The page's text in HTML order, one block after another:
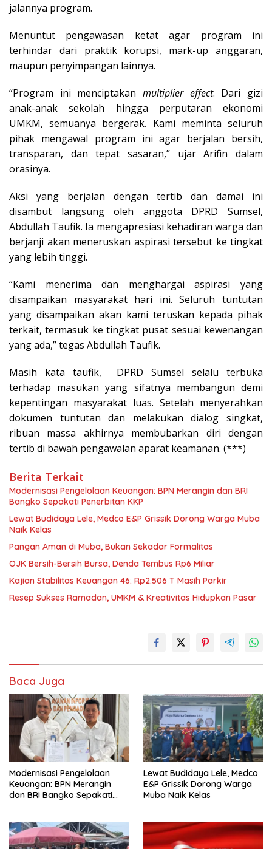
jalannya program.
Menuntut pengawasan ketat agar program ini
terhindar dari praktik korupsi, mark-up anggaran,
maupun penyimpangan lainnya.
“Program ini menciptakan multiplier effect. Dari gizi
anak-anak sekolah hingga perputaran ekonomi
UMKM, semuanya bergerak. Kami meminta seluruh
pihak mengawal program ini agar berjalan bersih,
transparan, dan tepat sasaran,” ujar Arifin dalam
orasinya.
Aksi yang berjalan dengan tertib dan damai ini
disambut langsung oleh anggota DPRD Sumsel,
Abdullah Taufik. Ia mengapresiasi kehadiran warga dan
berjanji akan meneruskan aspirasi tersebut ke tingkat
yang lebih tinggi.
“Kami menerima dan menghargai aspirasi yang
disampaikan masyarakat hari ini. Seluruh tuntutan
yang disampaikan akan kami teruskan kepada pihak
terkait, termasuk ke tingkat pusat sesuai kewenangan
yang ada,” tegas Abdullah Taufik.
Masih kata taufik, DPRD Sumsel selalu terbuka
terhadap masukan yang sifatnya membangun demi
kepentingan masyarakat luas. Setelah menyerahkan
dokumen tuntutan dan melakukan dialog singkat,
ribuan massa akhirnya membubarkan diri dengan
tertib di bawah pengawalan aparat keamanan. (***)
Berita Terkait
Modernisasi Pengelolaan Keuangan: BPN Merangin dan BRI
Bangko Sepakati Penerbitan KKP
Lewat Budidaya Lele, Medco E&P Grissik Dorong Warga Muba
Naik Kelas
Pangan Aman di Muba, Bukan Sekadar Formalitas
OJK Bersih-Bersih Bursa, Denda Tembus Rp6 Miliar
Kajian Stabilitas Keuangan 46: Rp2.506 T Masih Parkir
Resep Sukses Ramadan, UMKM & Kreativitas Hidupkan Pasar
Baca Juga
Modernisasi Pengelolaan
Keuangan: BPN Merangin
dan BRI Bangko Sepakati
Lewat Budidaya Lele, Medco
E&P Grissik Dorong Warga
Muba Naik Kelas